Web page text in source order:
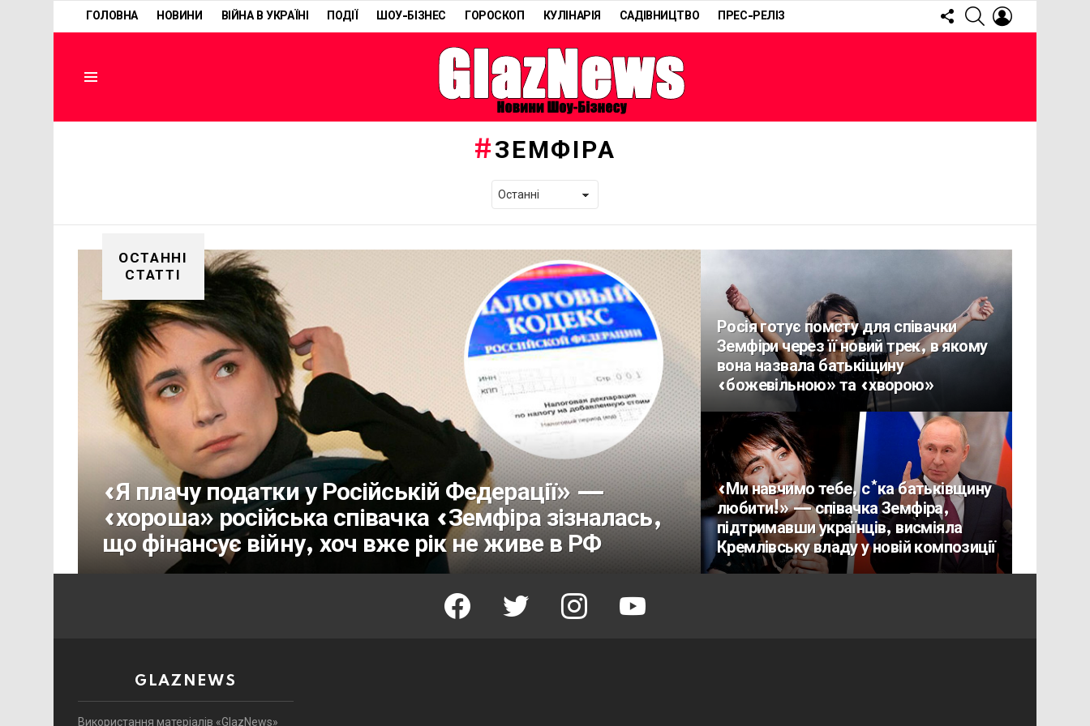
ГОЛОВНА НОВИНИ ВІЙНА В УКРАЇНІ ПОДІЇ ШОУ-БІЗНЕС ГОРОСКОП КУЛІНАРІЯ САДІВНИЦТВО ПРЕС-РЕЛІЗ
FOLLOW
US
SEARCH
ЗЕМФІРА
ОСТАННІ
СТАТТІ
«Я плачу податки у Російській Федерації» —
«хороша» російська співачка «Земфіра зізналась,
що фінансує війну, хоч вже рік не живе в РФ
Росія готує помсту для співачки
Земфіри через її новий трек, в якому
вона назвала батькіщину
«божевільною» та «хворою»
«Ми навчимо тебе, с*ка батьківщину
любити!» — співачка Земфіра,
підтримавши українців, висміяла
Кремлівську владу у новій композиції
facebook twitter instagram youtube
GLAZNEWS
Використання матеріалів «GlazNews»